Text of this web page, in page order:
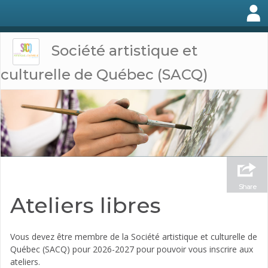
Société artistique et
culturelle de Québec (SACQ)
Share
Ateliers libres
Vous devez être membre de la Société artistique et culturelle de
Québec (SACQ) pour 2026-2027 pour pouvoir vous inscrire aux
ateliers.